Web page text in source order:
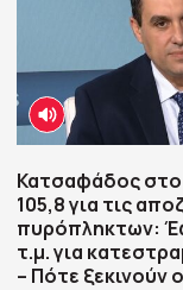
Κατσαφάδος
105,8 για τις
πυρόπληκτων:
τ.μ. για
– Πότε ξεκινούν